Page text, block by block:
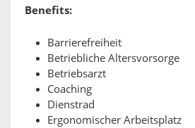
Benefits:
Barrierefreiheit
Betriebliche Altersvorsorge
Betriebsarzt
Coaching
Dienstrad
Ergonomischer Arbeitsplatz